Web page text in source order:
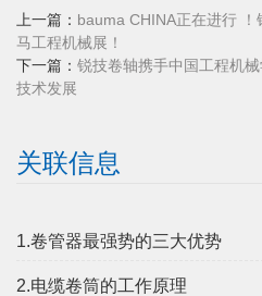
上一篇： bauma CHINA正在进行
马工程机械展！
下一篇： 锐技卷轴携手中国工程机
技术发展
关联信息
1.卷管器最强势的三大优势
2.电缆卷筒的工作原理